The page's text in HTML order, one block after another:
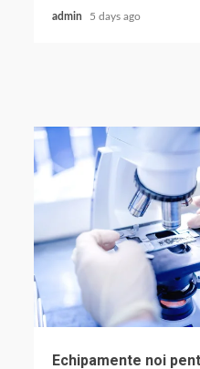
admin 5 days ago
Echipamente noi